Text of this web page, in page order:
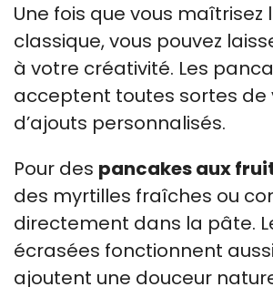
Une fois que vous
classique, vous pouvez
à votre créativité. Les
acceptent toutes sortes de
d’ajouts personnalisés.
Pour des pancakes aux
des myrtilles fraîches ou
directement dans la pâte.
écrasées fonctionnent
ajoutent une douceur